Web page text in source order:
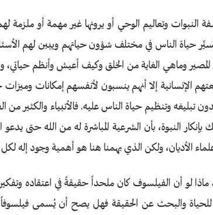
النبوات وتعاليم الوحي أو يرونها غير مهمة أو ملزمة
حياة الناس في مختلف شؤون حياتهم ويبين لهم
وماهي الغاية من الخلق وكيف أعيش وأنظم حياتي،
الإنسانية إلا أنهم ينسبون لأنفسهم إمكانات وميزات
تبليغه وتنظيم حياة الناس عليه. فالأنبياء والكثير
النبوة، بأن الشرعية المباشرة له من الله حتى
الأديان، ولكن الذي يهمنا هنا هو أهمية وجود إله
ماذا لو أن الفيلسوف كان ملحداً حقيقةً في اعتقاده
للحياة والبحث عن الحقيقة فهل يصح أن يُسمى فيلسوفاً